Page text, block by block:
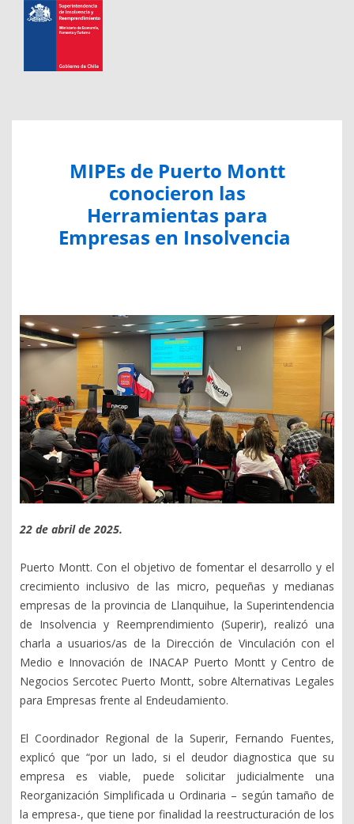
MIPEs de Puerto Montt
conocieron las
Herramientas para
Empresas en Insolvencia
22 de abril de 2025.
Puerto Montt. Con el objetivo de fomentar el desarrollo y el
crecimiento inclusivo de las micro, pequeñas y medianas
empresas de la provincia de Llanquihue, la Superintendencia
de Insolvencia y Reemprendimiento (Superir), realizó una
charla a usuarios/as de la Dirección de Vinculación con el
Medio e Innovación de INACAP Puerto Montt y Centro de
Negocios Sercotec Puerto Montt, sobre Alternativas Legales
para Empresas frente al Endeudamiento.
El Coordinador Regional de la Superir, Fernando Fuentes,
explicó que “por un lado, si el deudor diagnostica que su
empresa es viable, puede solicitar judicialmente una
Reorganización Simplificada u Ordinaria – según tamaño de
la empresa-, que tiene por finalidad la reestructuración de los